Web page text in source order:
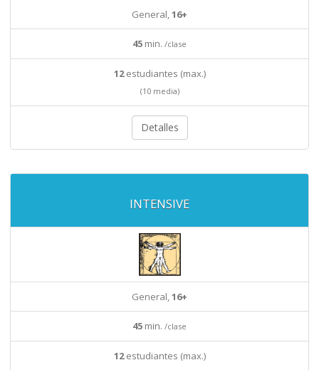
General,16+
45 min. /clase
12estudiantes (max.)
(10 media)
Detalles
INTENSIVE
General,16+
45 min. /clase
12estudiantes (max.)